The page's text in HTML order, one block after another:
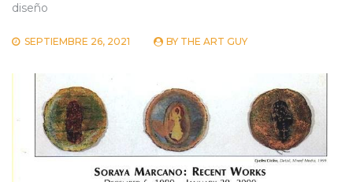
diseño
SEPTIEMBRE 26, 2021 BY THE ART GUY